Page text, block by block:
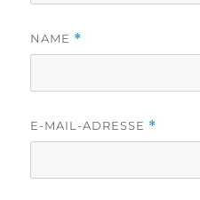
NAME *
E-MAIL-ADRESSE *